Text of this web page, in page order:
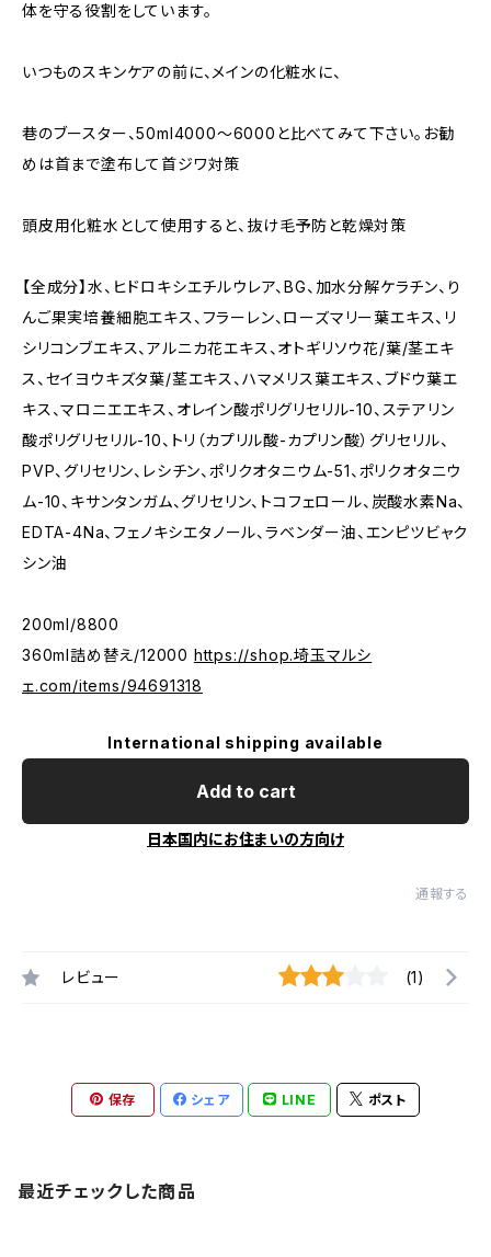
体を守る役割をしています。
いつものスキンケアの前に、メインの化粧水に、
巷のブースター、50ml4000〜6000と比べてみて下さい。お勧
めは首まで塗布して首ジワ対策
頭皮用化粧水として使用すると、抜け毛予防と乾燥対策
【全成分】水、ヒドロキシエチルウレア、BG、加水分解ケラチン、り
んご果実培養細胞エキス、フラーレン、ローズマリー葉エキス、リ
シリコンブエキス、アルニカ花エキス、オトギリソウ花/葉/茎エキ
ス、セイヨウキズタ葉/茎エキス、ハマメリス葉エキス、ブドウ葉エ
キス、マロニエエキス、オレイン酸ポリグリセリル-10、ステアリン
酸ポリグリセリル-10、トリ（カプリル酸-カプリン酸）グリセリル、
PVP、グリセリン、レシチン、ポリクオタニウム-51、ポリクオタニウ
ム-10、キサンタンガム、グリセリン、トコフェロール、炭酸水素Na、
EDTA-4Na、フェノキシエタノール、ラベンダー油、エンピツビャク
シン油
200ml/8800
360ml詰め替え/12000 https://shop.埼玉マルシ
ェ.com/items/94691318
International shipping available
Add to cart
日本国内にお住まいの方向け
通報する
レビュー (1)
保存 シェア LINE ポスト
最近チェックした商品